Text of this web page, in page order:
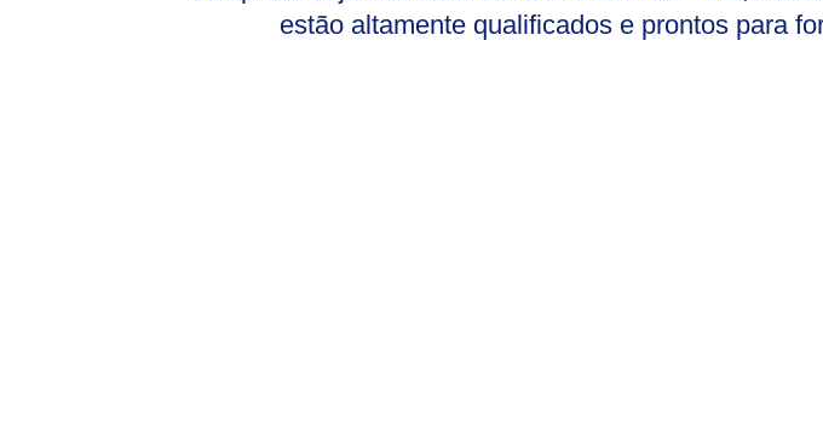
estão altamente qualificados e prontos para